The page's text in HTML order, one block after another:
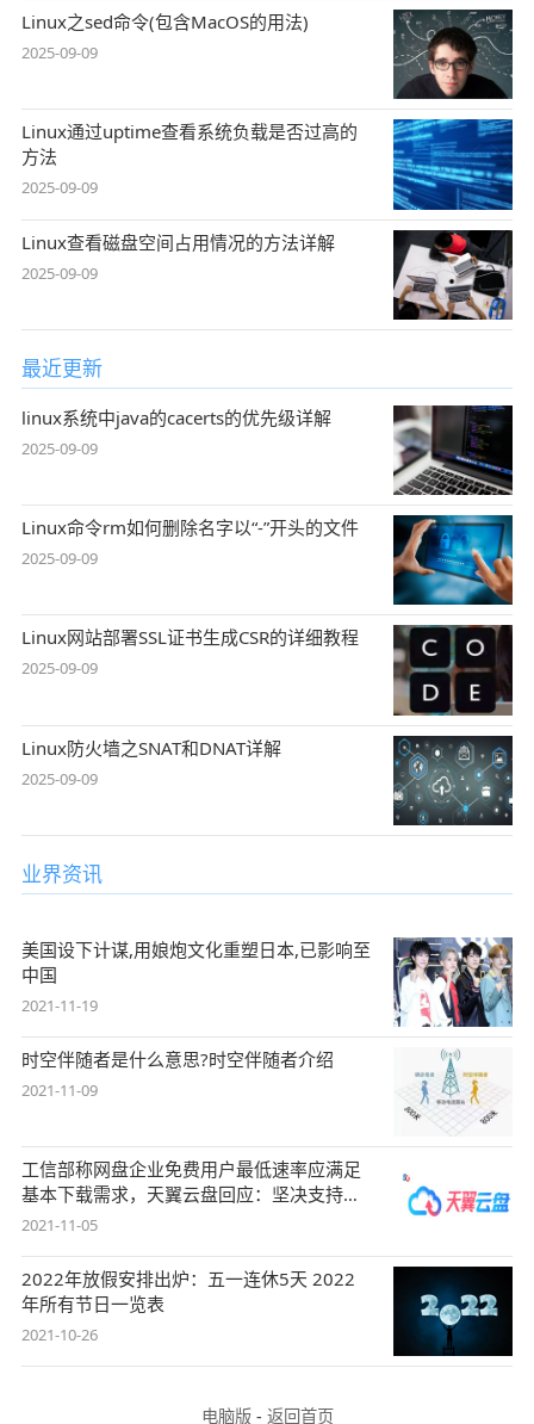
Linux之sed命令(包含MacOS的用法)
2025-09-09
Linux通过uptime查看系统负载是否过高的
方法
2025-09-09
Linux查看磁盘空间占用情况的方法详解
2025-09-09
最近更新
linux系统中java的cacerts的优先级详解
2025-09-09
Linux命令rm如何删除名字以“-”开头的文件
2025-09-09
Linux网站部署SSL证书生成CSR的详细教程
2025-09-09
Linux防火墙之SNAT和DNAT详解
2025-09-09
业界资讯
美国设下计谋,用娘炮文化重塑日本,已影响至
中国
2021-11-19
时空伴随者是什么意思?时空伴随者介绍
2021-11-09
工信部称网盘企业免费用户最低速率应满足
基本下载需求，天翼云盘回应：坚决支持，
始终
2021-11-05
2022年放假安排出炉：五一连休5天 2022
年所有节日一览表
2021-10-26
电脑版- 返回首页